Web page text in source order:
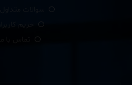
سوالات متداول FAQ
حریم کاربران